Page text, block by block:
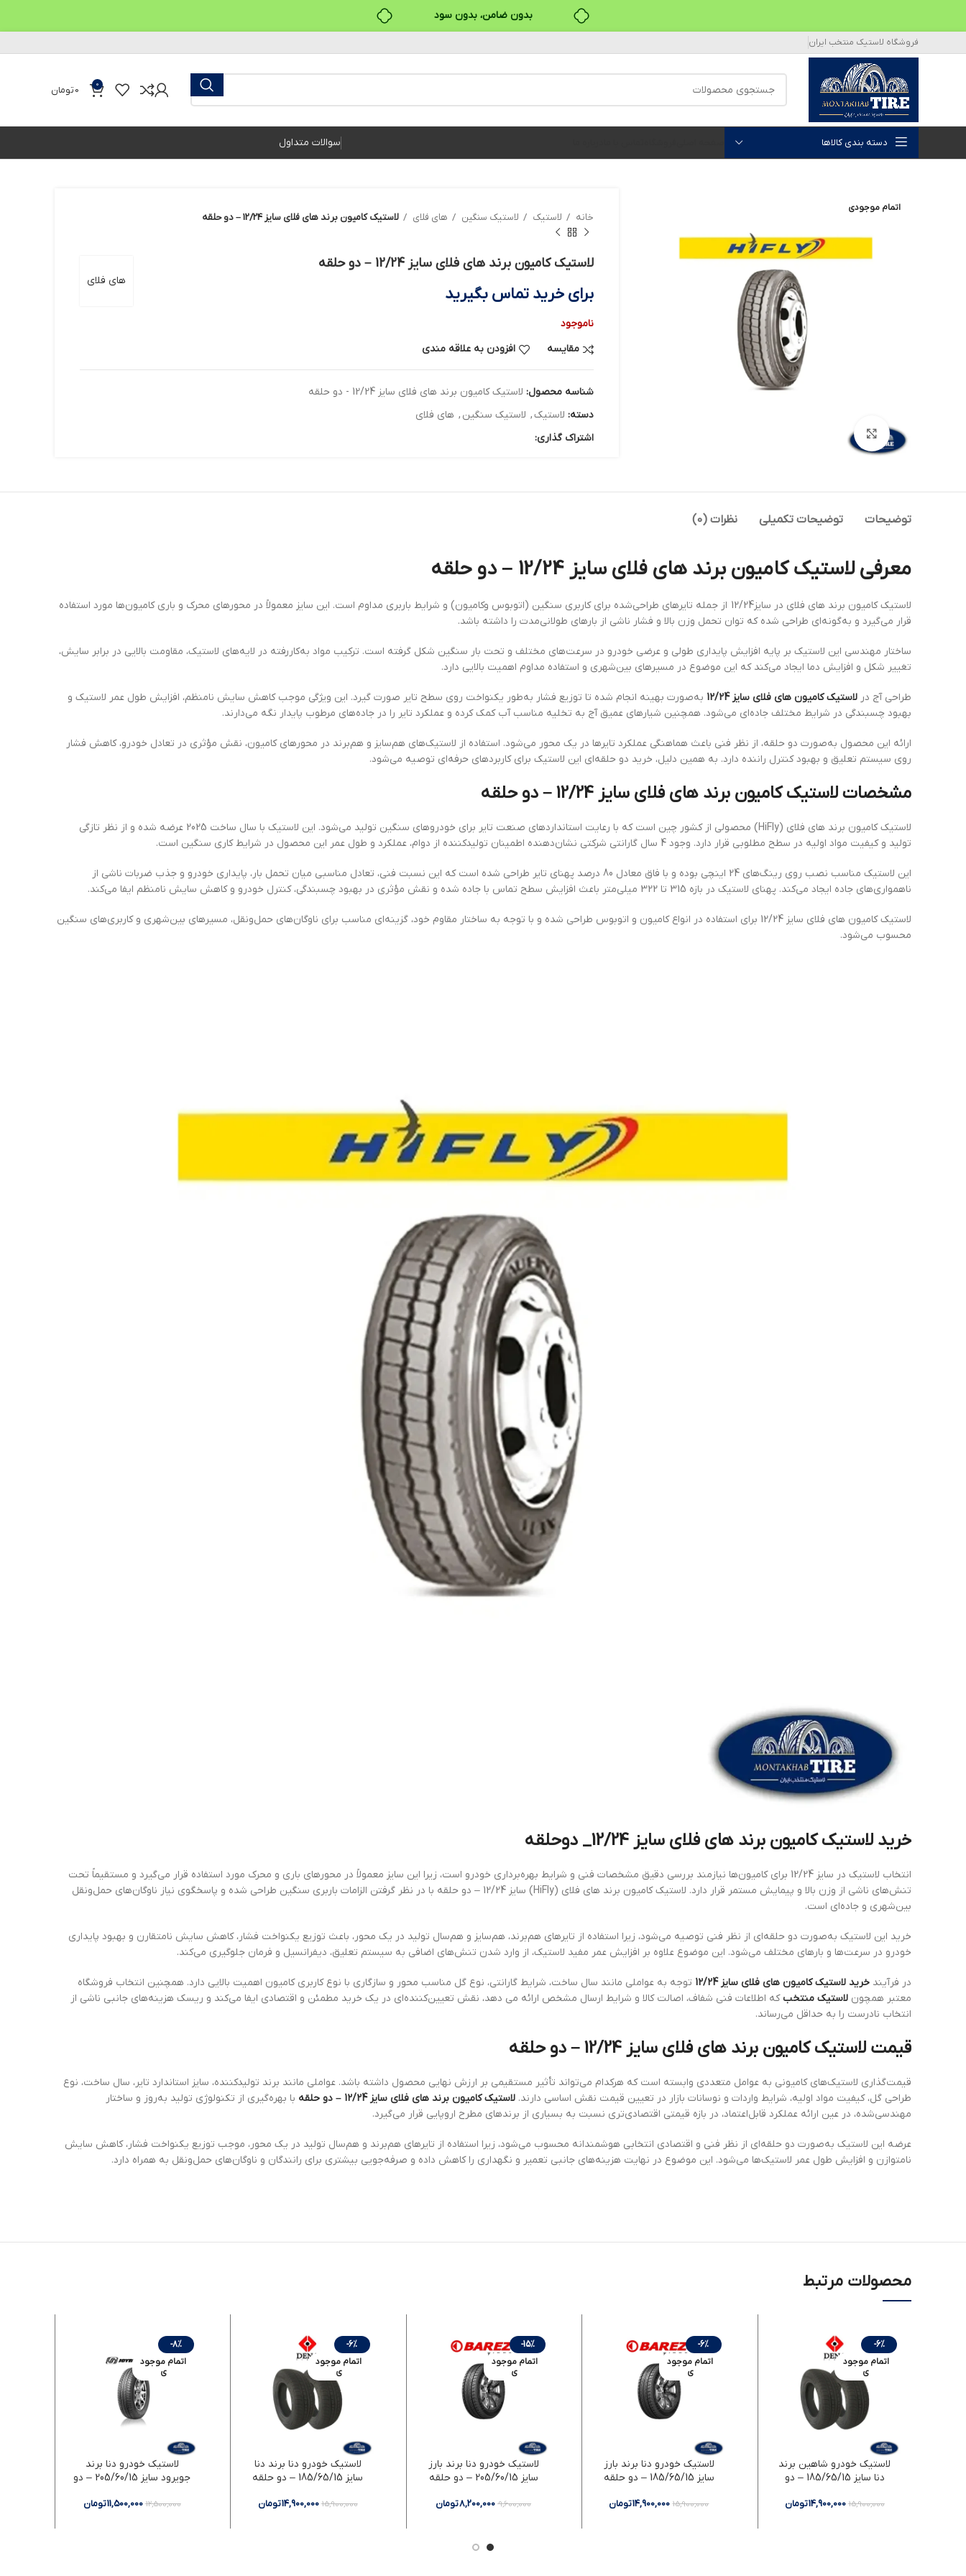
فروشگاه لاستیک منتخب ایران
0
0تومان
دسته بندی کالاها سوالات متداول
اتمام موجودی
بزرگنمایی تصویر
خانه لاستیک لاستیک سنگین های فلای لاستیک کامیون برند های فلای سایز 12/24 – دو حلقه
های فلای
لاستیک کامیون برند های فلای سایز 12/24 – دو حلقه
برای خرید تماس بگیرید
ناموجود
مقایسه
افزودن به علاقه مندی
شناسه محصول: لاستیک کامیون برند های فلای سایز 12/24 - دو حلقه
دسته: لاستیک, لاستیک سنگین , های فلای
اشتراک گذاری:
توضیحات توضیحات تکمیلی نظرات (0)
معرفی لاستیک کامیون برند های فلای سایز 12/24 – دو حلقه
لاستیک کامیون برند های فلای در سایز12/24 از جمله تایرهای طراحی‌شده برای کاربری سنگین (اتوبوس وکامیون) و شرایط باربری مداوم است. این سایز معمولاً در محورهای محرک و باری کامیون‌ها مورد استفاده
قرار می‌گیرد و به‌گونه‌ای طراحی شده که توان تحمل وزن بالا و فشار ناشی از بارهای طولانی‌مدت را داشته باشد.
ساختار مهندسی این لاستیک بر پایه افزایش پایداری طولی و عرضی خودرو در سرعت‌های مختلف و تحت بار سنگین شکل گرفته است. ترکیب مواد به‌کاررفته در لایه‌های لاستیک، مقاومت بالایی در برابر سایش،
تغییر شکل و افزایش دما ایجاد می‌کند که این موضوع در مسیرهای بین‌شهری و استفاده مداوم اهمیت بالایی دارد.
طراحی آج در لاستیک کامیون های فلای سایز 12/24
به‌صورت بهینه انجام شده تا توزیع فشار به‌طور یکنواخت روی سطح تایر صورت گیرد. این ویژگی موجب کاهش سایش نامنظم، افزایش طول عمر لاستیک و
بهبود چسبندگی در شرایط مختلف جاده‌ای می‌شود. همچنین شیارهای عمیق آج به تخلیه مناسب آب کمک کرده و عملکرد تایر را در جاده‌های مرطوب پایدار نگه می‌دارند.
ارائه این محصول به‌صورت دو حلقه، از نظر فنی باعث هماهنگی عملکرد تایرها در یک محور می‌شود. استفاده از لاستیک‌های هم‌سایز و هم‌برند در محورهای کامیون، نقش مؤثری در تعادل خودرو، کاهش فشار
روی سیستم تعلیق و بهبود کنترل راننده دارد. به همین دلیل، خرید دو حلقه‌ای این لاستیک برای کاربردهای حرفه‌ای توصیه می‌شود.
مشخصات لاستیک کامیون برند های فلای سایز 12/24 – دو حلقه
لاستیک کامیون برند های فلای (HiFly) محصولی از کشور چین است که با رعایت استانداردهای صنعت تایر برای خودروهای سنگین تولید می‌شود. این لاستیک با سال ساخت 2025 عرضه شده و از نظر تازگی
تولید و کیفیت مواد اولیه در سطح مطلوبی قرار دارد. وجود 4 سال گارانتی شرکتی نشان‌دهنده اطمینان تولیدکننده از دوام، عملکرد و طول عمر این محصول در شرایط کاری سنگین است.
این لاستیک مناسب نصب روی رینگ‌های 24 اینچی بوده و با فاق معادل 80 درصد پهنای تایر طراحی شده است که این نسبت فنی، تعادل مناسبی میان تحمل بار، پایداری خودرو و جذب ضربات ناشی از
ناهمواری‌های جاده ایجاد می‌کند. پهنای لاستیک در بازه 315 تا 322 میلی‌متر باعث افزایش سطح تماس با جاده شده و نقش مؤثری در بهبود چسبندگی، کنترل خودرو و کاهش سایش نامنظم ایفا می‌کند.
لاستیک کامیون های فلای سایز 12/24 برای استفاده در انواع کامیون و اتوبوس طراحی شده و با توجه به ساختار مقاوم خود، گزینه‌ای مناسب برای ناوگان‌های حمل‌ونقل، مسیرهای بین‌شهری و کاربری‌های سنگین
محسوب می‌شود.
خرید لاستیک کامیون برند های فلای سایز 12/24_ دوحلقه
انتخاب لاستیک در سایز 12/24 برای کامیون‌ها نیازمند بررسی دقیق مشخصات فنی و شرایط بهره‌برداری خودرو است، زیرا این سایز معمولاً در محورهای باری و محرک مورد استفاده قرار می‌گیرد و مستقیماً تحت
تنش‌های ناشی از وزن بالا و پیمایش مستمر قرار دارد. لاستیک کامیون برند های فلای (HiFly) سایز 12/24 – دو حلقه با در نظر گرفتن الزامات باربری سنگین طراحی شده و پاسخگوی نیاز ناوگان‌های حمل‌ونقل
بین‌شهری و جاده‌ای است.
خرید این لاستیک به‌صورت دو حلقه‌ای از نظر فنی توصیه می‌شود، زیرا استفاده از تایرهای هم‌برند، هم‌سایز و هم‌سال تولید در یک محور، باعث توزیع یکنواخت فشار، کاهش سایش نامتقارن و بهبود پایداری
خودرو در سرعت‌ها و بارهای مختلف می‌شود. این موضوع علاوه بر افزایش عمر مفید لاستیک، از وارد شدن تنش‌های اضافی به سیستم تعلیق، دیفرانسیل و فرمان جلوگیری می‌کند.
در فرآیند خرید لاستیک کامیون های فلای سایز 12/24
توجه به عواملی مانند سال ساخت، شرایط گارانتی، نوع گل مناسب محور و سازگاری با نوع کاربری کامیون اهمیت بالایی دارد. همچنین انتخاب فروشگاه
معتبر همچون لاستیک منتخب که اطلاعات فنی شفاف، اصالت کالا و شرایط ارسال مشخص ارائه می دهد، نقش تعیین‌کننده‌ای در یک خرید مطمئن و اقتصادی ایفا می‌کند و ریسک هزینه‌های جانبی ناشی از
انتخاب نادرست را به حداقل می‌رساند.
قیمت لاستیک کامیون برند های فلای سایز 12/24 – دو حلقه
قیمت‌گذاری لاستیک‌های کامیونی به عوامل متعددی وابسته است که هرکدام می‌تواند تأثیر مستقیمی بر ارزش نهایی محصول داشته باشد. عواملی مانند برند تولیدکننده، سایز استاندارد تایر، سال ساخت، نوع
طراحی گل، کیفیت مواد اولیه، شرایط واردات و نوسانات بازار در تعیین قیمت نقش اساسی دارند. لاستیک کامیون برند های فلای سایز 12/24 – دو حلقه
با بهره‌گیری از تکنولوژی تولید به‌روز و ساختار
مهندسی‌شده، در عین ارائه عملکرد قابل‌اعتماد، در بازه قیمتی اقتصادی‌تری نسبت به بسیاری از برندهای مطرح اروپایی قرار می‌گیرد.
عرضه این لاستیک به‌صورت دو حلقه‌ای از نظر فنی و اقتصادی انتخابی هوشمندانه محسوب می‌شود، زیرا استفاده از تایرهای هم‌برند و هم‌سال تولید در یک محور، موجب توزیع یکنواخت فشار، کاهش سایش
نامتوازن و افزایش طول عمر لاستیک‌ها می‌شود. این موضوع در نهایت هزینه‌های جانبی تعمیر و نگهداری را کاهش داده و صرفه‌جویی بیشتری برای رانندگان و ناوگان‌های حمل‌ونقل به همراه دارد.
محصولات مرتبط
-6%
اتمام موجود
ی
لاستیک خودرو شاهین برند
دنا سایز 185/65/15 – دو
15,900,000
14,900,000تومان
-6%
اتمام موجود
ی
لاستیک خودرو دنا برند بارز
سایز 185/65/15 – دو حلقه
15,900,000
14,900,000تومان
-15%
اتمام موجود
ی
لاستیک خودرو دنا برند بارز
سایز 205/60/15 – دو حلقه
9,600,000
8,200,000تومان
-6%
اتمام موجود
ی
لاستیک خودرو دنا برند دنا
سایز 185/65/15 – دو حلقه
15,900,000
14,900,000تومان
-8%
اتمام موجود
ی
لاستیک خودرو دنا برند
جویرود سایز 205/60/15 – دو
12,500,000
11,500,000تومان